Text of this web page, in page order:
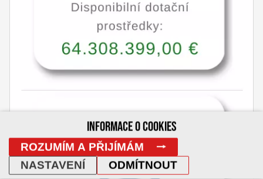
INFORMACE O COOKIES
ROZUMÍM A PŘIJÍMÁM
ODMÍTNOUT
NASTAVENÍ